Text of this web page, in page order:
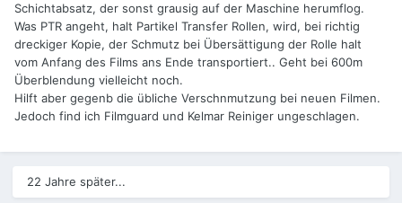
Schichtabsatz, der sonst grausig auf der Maschine herumflog.
Was PTR angeht, halt Partikel Transfer Rollen, wird, bei richtig
dreckiger Kopie, der Schmutz bei Übersättigung der Rolle halt
vom Anfang des Films ans Ende transportiert.. Geht bei 600m
Überblendung vielleicht noch.
Hilft aber gegenb die übliche Verschnmutzung bei neuen Filmen.
Jedoch find ich Filmguard und Kelmar Reiniger ungeschlagen.
22 Jahre später...